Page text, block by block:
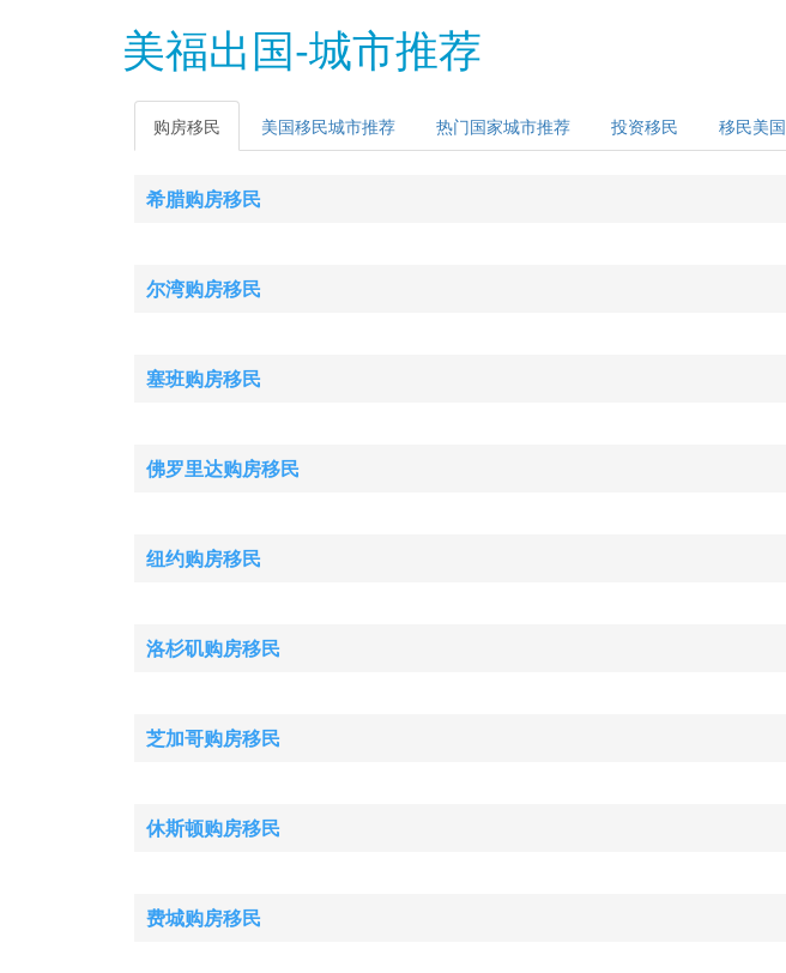
美福出国-城市推荐
购房移民 美国移民城市推荐 热门国家城市推荐 投资移民 移民美国
希腊购房移民
尔湾购房移民
塞班购房移民
佛罗里达购房移民
纽约购房移民
洛杉矶购房移民
芝加哥购房移民
休斯顿购房移民
费城购房移民